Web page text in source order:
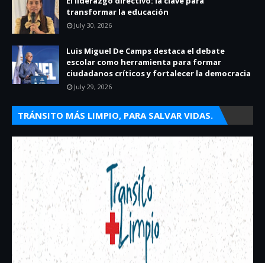
transformar la educación
July 30, 2026
Luis Miguel De Camps destaca el debate
escolar como herramienta para formar
ciudadanos críticos y fortalecer la democracia
July 29, 2026
TRÁNSITO MÁS LIMPIO, PARA SALVAR VIDAS.